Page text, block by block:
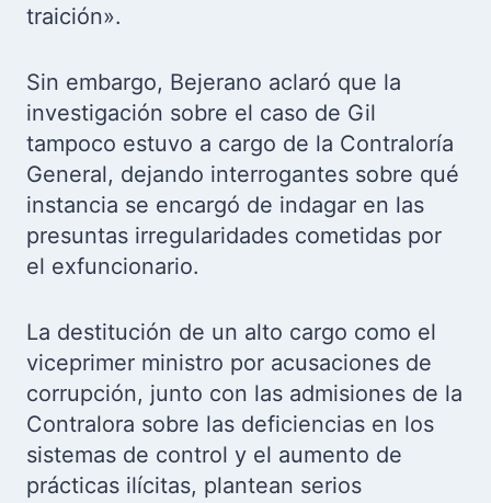
traición».
Sin embargo, Bejerano aclaró que la
investigación sobre el caso de Gil
tampoco estuvo a cargo de la Contraloría
General, dejando interrogantes sobre qué
instancia se encargó de indagar en las
presuntas irregularidades cometidas por
el exfuncionario.
La destitución de un alto cargo como el
viceprimer ministro por acusaciones de
corrupción, junto con las admisiones de la
Contralora sobre las deficiencias en los
sistemas de control y el aumento de
prácticas ilícitas, plantean serios